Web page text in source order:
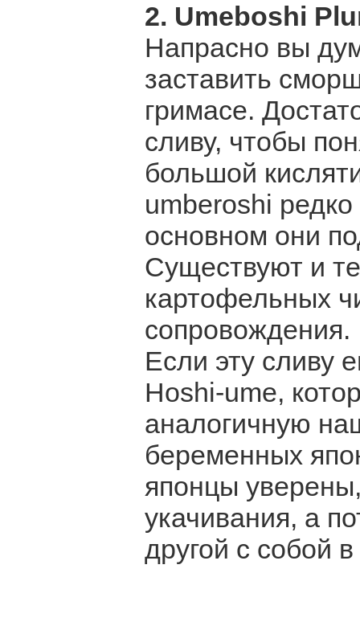
2. Umeboshi
Напрасно вы
заставить
гримасе.
сливу, чтобы
большой
umberoshi
основном они
Существуют и
картофельных
сопровождения.
Если эту сливу
Hoshi-ume,
аналогичную
беременных
японцы
укачивания, а
другой с собой